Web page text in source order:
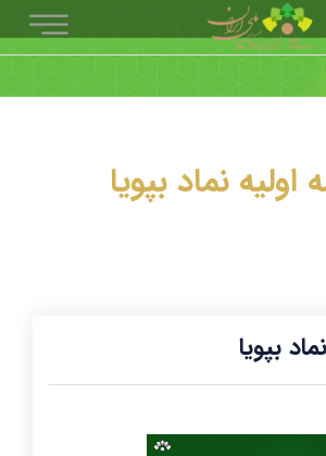
نماد بپویا
بپویا